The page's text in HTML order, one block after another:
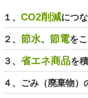
１、 CO2削減につ
２、 節水、 節電を
３、 省エネ商品を
４、ごみ（廃棄物）